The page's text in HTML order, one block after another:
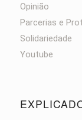
Opinião
Parcerias e
Solidariedade
Youtube